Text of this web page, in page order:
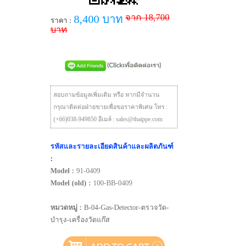
ราคา : 8,400 บาท จาก 18,700
บาท
สอบถามข้อมูลเพิ่มเติม หรือ หากมีจำนวน
กรุณาติดต่อฝ่ายขายเพื่อขอราคาพิเศษ โทร :
(+66)038-949850 อีเมล์ : sales@thaippe.com
รหัสและรายละเอียดสินค้าและผลิตภันฑ์
:
Model : 91-0409
Model (old) : 100-BB-0409
หมวดหมู่ : B-04-Gas-Detector-ตรวจวัด-
บำรุง-เครื่องวัดแก๊ส